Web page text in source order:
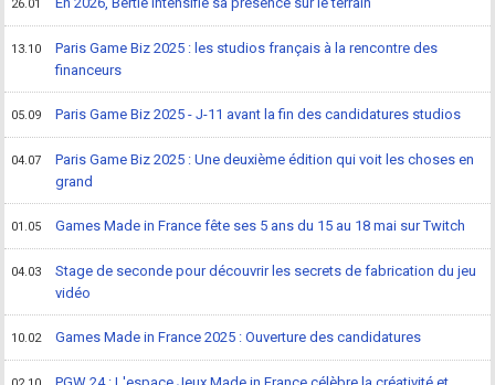
26.01
13.10
Paris Game Biz 2025 : les studios français à la rencontre des
financeurs
05.09 Paris Game Biz 2025 - J-11 avant la fin des candidatures studios
04.07
Paris Game Biz 2025 : Une deuxième édition qui voit les choses en
grand
01.05 Games Made in France fête ses 5 ans du 15 au 18 mai sur Twitch
04.03
Stage de seconde pour découvrir les secrets de fabrication du jeu
vidéo
10.02 Games Made in France 2025 : Ouverture des candidatures